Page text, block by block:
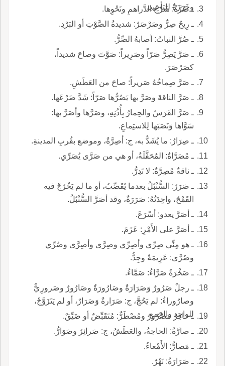
وخَرَزَةٌ للتأخِيذِ.
ـ صُرَّةُ: شَرْجُ الدَّراهمِ ونَحْوِها.
ـ رِيحٌ صِرٌّ وصَرْصَرٌ: شديدةُ الصَّوْتِ أو البَرْدِ.
ـ صُرَّ النباتُ: أصابهُ الصِّرُّ.
ـ صَرَّ يَصِرُّ صَرّاً وصَرِيراً: صَوَّتَ وصاحَ شديداً،
كصَرْصَرَ.
ـ صَرَّ صِماخُهُ صَريراً: صاحَ من العَطَشِ.
ـ صَرَّ الناقةَ وصَرَّ بها يَصُرُّها صَرّاً: شَدَّ ضَرْعَها.
ـ صَرَّ الفَرَسُ والحِمارُ بِأُذُنِهِ، وصَرَّها وأصَرَّ بها:
سَوَّاها وَنَصَبَها لِلاستِماعِ.
ـ صِرَارُ: ما يُشَدُّ به، ج: أصِرَّةٌ، وموضع بقُربِ المدينةِ.
ـ مُصَرَّاةُ: المُحَفَّلَةُ، أو هي من صَرَّى يُصَرِّي.
ـ ناقةٌ مُصِرَّةٌ: لا تَدِرُّ.
ـ صَرَرُ: السُّنْبُلُ بعدما يُقَصِّبُ، أو ما لم يَخْرُجْ فيه
القَمْحُ، واحِدَتُهُ: صَرَرَةٌ، وقد أصَرَّ السُّنْبُلُ.
ـ أصَرَّ يعدو: أسْرَعَ.
ـ أصَرَّ على الأَمْرِ: عَزَمَ.
ـ هو مِنِّي صِرِّي وأصِرِّي وصِرَّى وأصِرَّى وصُرِّي
وصُرَّى: عَزِيمَةٌ وجِدٌّ.
ـ صَخْرَةٌ صَرَّاءُ: صَمَّاءُ.
ـ رجلٌ صَرُورٌ وَصَرَارَةٌ وصَارُورَةٌ وصَارُورٌ وصَرورِيٌّ
وصارُوراءُ: لم يَحُجَّ، ج: صَرَارةٌ وَصَرَارٌ، أو لم يَتَزَوَّجْ،
للواحِدِ والجَمعِ.
ـ حافِرٌ مَصْرُورٌ ومُصْطَرٌّ: مُتَقَبِّضٌ أو ضَيِّقٌ.
ـ صارَّةُ: الحاجةُ، والعَطَشُ، ج: صَرائِرُ وصَوَارُّ.
ـ مَصارُّ: الأَمْعاءُ.
ـ صَرَارَةُ: نَهْرٌ.